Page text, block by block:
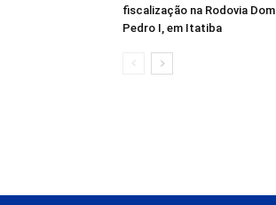
fiscalização na Rodovia Dom
Pedro I, em Itatiba